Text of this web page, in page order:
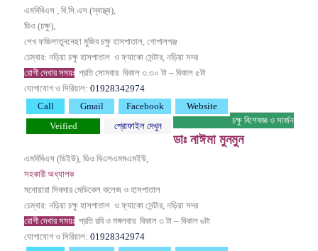
এমবিবিএস , বি.সি.এস (স্বাস্থ্য),
ডিও (চক্ষু),
শেখ ফজিলাতুননেছা মুজিব চক্ষু হাসপাতাল, গোপালগঞ্জ
চেম্বার: নড়িয়া চক্ষু হাসপাতাল ও ফ্যাকো সেন্টার, নড়িয়া সদর
রোগী দেখার সময়ঃ প্রতি সোমবার বিকাল ৩.৩০ টা – বিকাল ৫টা
যোগাযোগ ও সিরিয়াল: 01928342974
Call
Gmail Facebook
Website
Veified
প্রোফাইল দেখুন
চক্ষু বিশেষজ্ঞ ও সার্জন
ডাঃ নাঈমা মুনমুন
এমবিবিএস (ডিইউ), ডিও বিএসএমমএমইউ,
সহকারী অধ্যাপক
মনোয়ারা সিকদার মেডিকেল কলেজ ও হাসপাতাল
চেম্বার: নড়িয়া চক্ষু হাসপাতাল ও ফ্যাকো সেন্টার, নড়িয়া সদর
রোগী দেখার সময়ঃ প্রতি রবি ও মঙ্গলবার বিকাল ৩ টা – বিকাল ৬টা
যোগাযোগ ও সিরিয়াল: 01928342974